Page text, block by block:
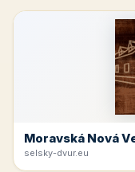
Moravská Nová
selsky-dvur.eu